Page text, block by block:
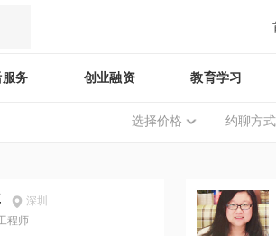
务 创业融资 教育学习
选择价格 约聊方式
深圳
程师